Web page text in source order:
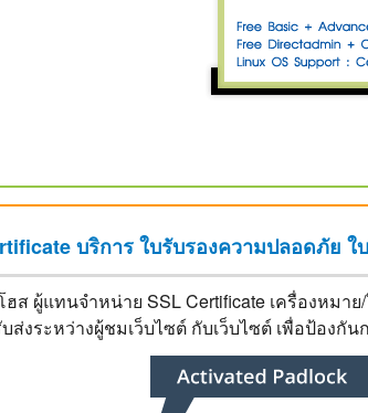
บริการ ใบรับรองความปลอดภัย ใ
ฮส ผู้แทนจำหน่าย SSL Certificate เครื่องหม
ส่งระหว่างผู้ชมเว็บไซต์ กับเว็บไซต์ เพื่อป้อง